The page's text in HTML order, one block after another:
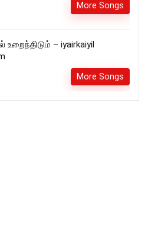
More Songs
– iyairkaiyil
More Songs